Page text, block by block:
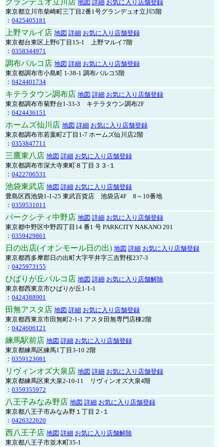
グランデュオ立川店 地図 詳細 お気に入り店舗登録
東京都立川市柴崎町三丁目2番1号グランデュオ立川5階
： 0425405181
上野マルイ店 地図 詳細 お気に入り店舗登録
東京都台東区上野6丁目15-1 上野マルイ7階
： 0358344971
調布パルコ店 地図 詳細 お気に入り店舗登録
東京都調布市小島町 1-38-1 調布パルコ5階
： 0424401734
キテラタウン調布店 地図 詳細 お気に入り店舗登録
東京都調布市菊野台1-33-3 キテラタウン調布2F
： 0424436151
ホームズ仙川店 地図 詳細 お気に入り店舗登録
東京都調布市若葉町2丁目1-7 ホームズ仙川店2階
： 0353847711
三鷹東八店 地図 詳細 お気に入り店舗登録
東京都調布市深大寺東町８丁目３３-１
： 0422706531
池袋東武店 地図 詳細 お気に入り店舗登録
豊島区西池袋1-1-25 東武百貨店 池袋店4F 8～10番地
： 0359531011
パークシティ中野店 地図 詳細 お気に入り店舗登録
東京都中野区中野四丁目14 番1 号 PARKCITY NAKANO 201
： 0359429861
日の出店(イオンモール日の出) 地図 詳細 お気に入り店舗登録
東京都西多摩郡日の出町大字平井字三吉野桜237-3
： 0425973155
ひばりが丘パルコ店 地図 詳細 お気に入り店舗解除
東京都西東京市ひばりが丘1-1-1
： 0424388901
田無アスタ店 地図 詳細 お気に入り店舗登録
東京都西東京市田無町2-1-1 アスタ田無専門店棟2階
： 0424606121
練馬駅前店 地図 詳細 お気に入り店舗登録
東京都練馬区練馬1丁目3-10 2階
： 0359123081
リヴィンオズ大泉店 地図 詳細 お気に入り店舗登録
東京都練馬区東大泉2-10-11 リヴィンオズ大泉4階
： 0359355972
八王子みなみ野店 地図 詳細 お気に入り店舗登録
東京都八王子市みなみ野１丁目２-１
： 0426322620
西八王子店 地図 詳細 お気に入り店舗解除
東京都八王子市並木町35-1